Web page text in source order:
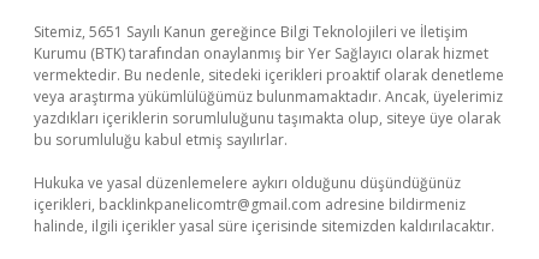
Sitemiz, 5651 Sayılı Kanun gereğince Bilgi Teknolojileri ve İletişim
Kurumu (BTK) tarafından onaylanmış bir Yer Sağlayıcı olarak hizmet
vermektedir. Bu nedenle, sitedeki içerikleri proaktif olarak denetleme
veya araştırma yükümlülüğümüz bulunmamaktadır. Ancak, üyelerimiz
yazdıkları içeriklerin sorumluluğunu taşımakta olup, siteye üye olarak
bu sorumluluğu kabul etmiş sayılırlar.
Hukuka ve yasal düzenlemelere aykırı olduğunu düşündüğünüz
içerikleri, backlinkpanelicomtr@gmail.com adresine bildirmeniz
halinde, ilgili içerikler yasal süre içerisinde sitemizden kaldırılacaktır.